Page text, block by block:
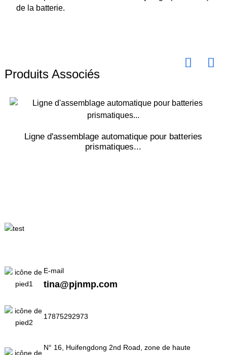
de la batterie.
Produits Associés
Ligne d'assemblage automatique pour batteries
prismatiques...
E-mail
tina@pjnmp.com
17875292973
N° 16, Huifengdong 2nd Road, zone de haute